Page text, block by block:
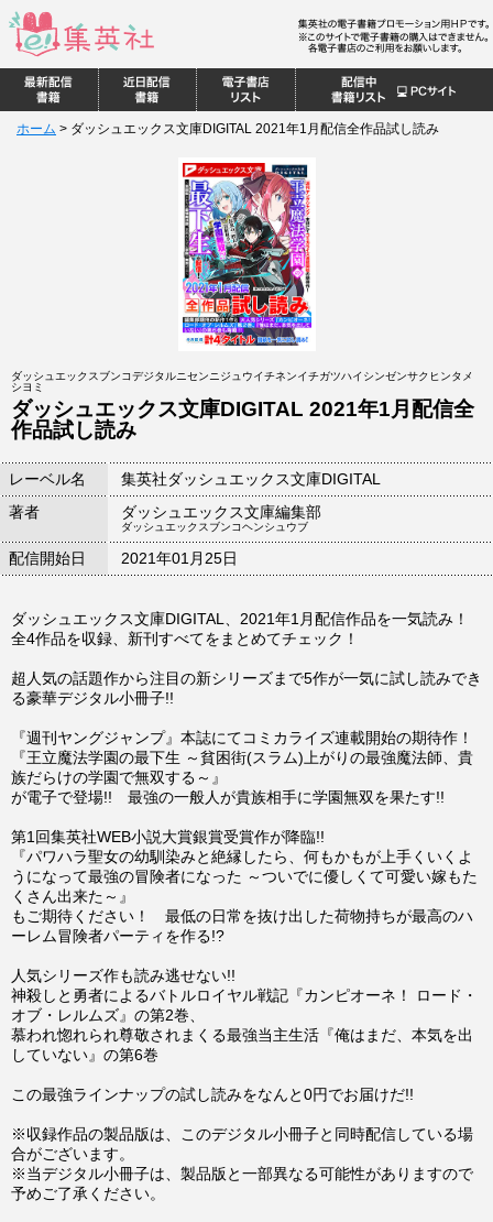
ホーム > ダッシュエックス文庫DIGITAL 2021年1月配信全作品試し読み
ダッシュエックスブンコデジタルニセンニジュウイチネンイチガツハイシンゼンサクヒンタメ
シヨミ
ダッシュエックス文庫DIGITAL 2021年1月配信全
作品試し読み
レーベル名
集英社ダッシュエックス文庫DIGITAL
著者
ダッシュエックス文庫編集部
ダッシュエックスブンコヘンシュウブ
配信開始日 2021年01月25日
ダッシュエックス文庫DIGITAL、2021年1月配信作品を一気読み！
全4作品を収録、新刊すべてをまとめてチェック！
超人気の話題作から注目の新シリーズまで5作が一気に試し読みでき
る豪華デジタル小冊子!!
『週刊ヤングジャンプ』本誌にてコミカライズ連載開始の期待作！
『王立魔法学園の最下生 ～貧困街(スラム)上がりの最強魔法師、貴
族だらけの学園で無双する～』
が電子で登場!! 最強の一般人が貴族相手に学園無双を果たす!!
第1回集英社WEB小説大賞銀賞受賞作が降臨!!
『パワハラ聖女の幼馴染みと絶縁したら、何もかもが上手くいくよ
うになって最強の冒険者になった ～ついでに優しくて可愛い嫁もた
くさん出来た～』
もご期待ください！ 最低の日常を抜け出した荷物持ちが最高のハ
ーレム冒険者パーティを作る!?
人気シリーズ作も読み逃せない!!
神殺しと勇者によるバトルロイヤル戦記『カンピオーネ！ ロード・
オブ・レルムズ』の第2巻、
慕われ惚れられ尊敬されまくる最強当主生活『俺はまだ、本気を出
していない』の第6巻
この最強ラインナップの試し読みをなんと0円でお届けだ!!
※収録作品の製品版は、このデジタル小冊子と同時配信している場
合がございます。
※当デジタル小冊子は、製品版と一部異なる可能性がありますので
予めご了承ください。